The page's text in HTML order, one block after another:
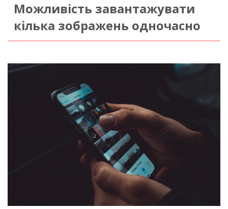
Можливість завантажувати
кілька зображень одночасно